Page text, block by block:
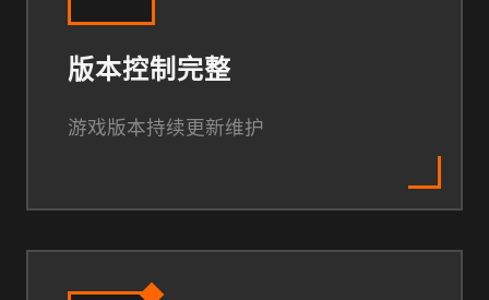
版本控制完整
游戏版本持续更新维护